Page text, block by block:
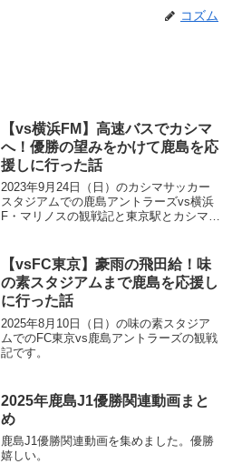
コズム
【vs横浜FM】高速バスでカシマ
へ！優勝の望みをかけて鹿島を応
援しに行った話
2023年9月24日（日）のカシマサッカー
スタジアムでの鹿島アントラーズvs横浜
F・マリノスの観戦記と東京駅とカシマサ
【vsFC東京】豪雨の飛田給！味
の素スタジアムまで鹿島を応援し
に行った話
2025年8月10日（日）の味の素スタジア
ムでのFC東京vs鹿島アントラーズの観戦
記です。
2025年鹿島J1優勝関連動画まと
め
鹿島J1優勝関連動画を集めました。優勝
嬉しい。